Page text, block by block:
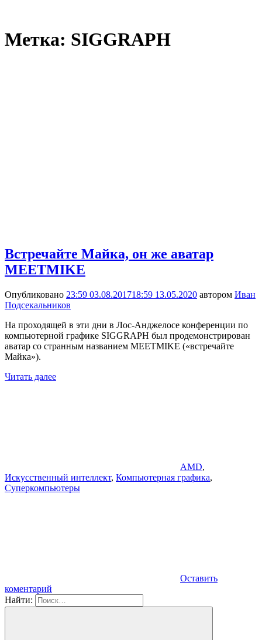
Метка: SIGGRAPH
Встречайте Майка, он же аватар
MEETMIKE
Опубликовано 23:59 03.08.201718:59 13.05.2020 автором Иван
Подсекальников
На проходящей в эти дни в Лос-Анджелосе конференции по
компьютерной графике SIGGRAPH был продемонстрирован
аватар со странным названием MEETMIKE («встречайте
Майка»).
Читать далее
AMD,
Искусственный интеллект, Компьютерная графика,
Суперкомпьютеры
Оставить
коментарий
Найти: